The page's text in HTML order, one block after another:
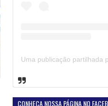
CONHEÇA NOSSA PÁGINA NO